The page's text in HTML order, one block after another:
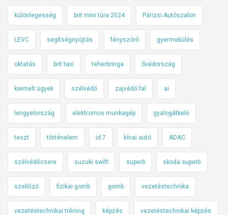
különlegesség brit mini túra 2024 Párizsi Autószalon
LEVC segítségnyújtás fényszóró gyermekülés
oktatás brit taxi teherbringa Svédország
kiemelt ügyek szélvédő zajvédő fal ai
lengyelország elektromos munkagép gyalogátkelő
teszt történelem id.7 kínai autó ADAC
szélvédőcsere suzuki swift superb skoda superb
szellőző fizikai gomb gomb vezetéstechnika
vezetéstechnikai tréning képzés vezetéstechnikai képzés